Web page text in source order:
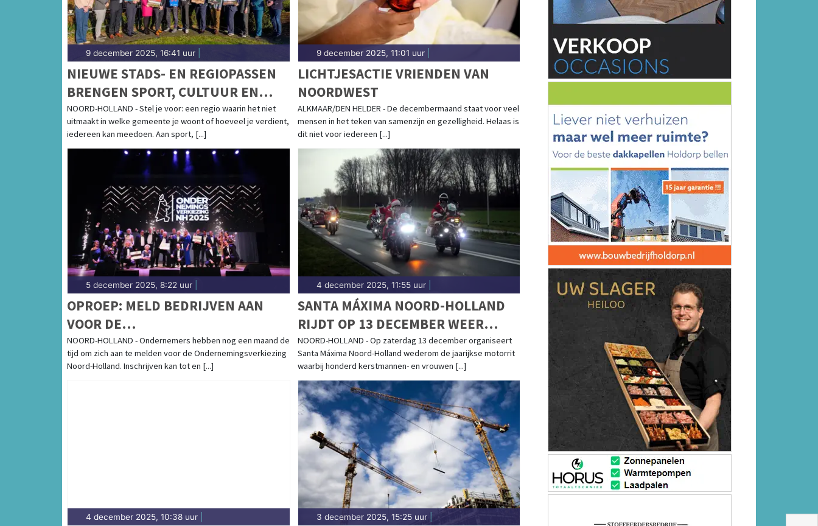
9 december 2025, 16:41 uur
NIEUWE STADS- EN REGIOPASSEN
BRENGEN SPORT, CULTUUR EN
MEEDOEN DICHTERBIJ DAN OOIT
NOORD-HOLLAND - Stel je voor: een regio waarin het niet
uitmaakt in welke gemeente je woont of hoeveel je verdient,
iedereen kan meedoen. Aan sport, [...]
9 december 2025, 11:01 uur|
LICHTJESACTIE VRIENDEN VAN
NOORDWEST
ALKMAAR/DEN HELDER - De decembermaand staat voor veel
mensen in het teken van samenzijn en gezelligheid. Helaas is
dit niet voor iedereen [...]
5 december 2025, 8:22 uur
OPROEP: MELD BEDRIJVEN AAN
VOOR DE
ONDERNEMINGSVERKIEZING
NOORD-HOLLAND 2026
NOORD-HOLLAND - Ondernemers hebben nog een maand de
tijd om zich aan te melden voor de Ondernemingsverkiezing
Noord-Holland. Inschrijven kan tot en [...]
4 december 2025, 11:55 uur|
SANTA MÁXIMA NOORD-HOLLAND
RIJDT OP 13 DECEMBER WEER
DOOR DE PROVINCIE
NOORD-HOLLAND - Op zaterdag 13 december organiseert
Santa Máxima Noord-Holland wederom de jaarijkse motorrit
waarbij honderd kerstmannen- en vrouwen [...]
4 december 2025, 10:38 uur 3 december 2025, 15:25 uur|